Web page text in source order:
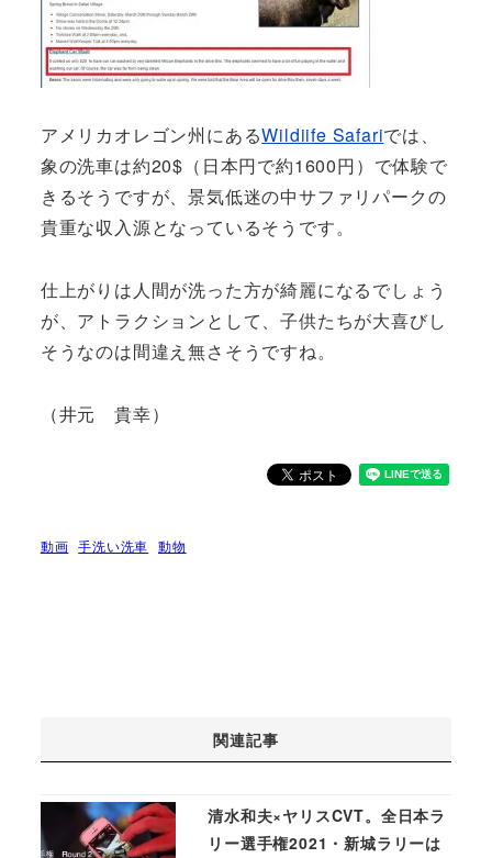
アメリカオレゴン州にあるWildiife Safariでは、
象の洗車は約20$（日本円で約1600円）で体験で
きるそうですが、景気低迷の中サファリパークの
貴重な収入源となっているそうです。
仕上がりは人間が洗った方が綺麗になるでしょう
が、アトラクションとして、子供たちが大喜びし
そうなのは間違え無さそうですね。
（井元 貴幸）
動画 手洗い洗車 動物
関連記事
清水和夫×ヤリスCVT。全日本ラ
リー選手権2021・新城ラリーは